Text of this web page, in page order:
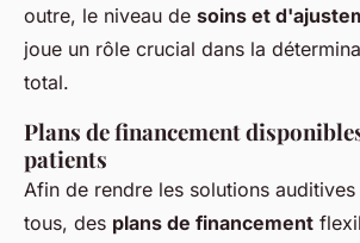
outre, le niveau de soins et
joue un rôle crucial dans la
total.
Plans de financement
patients
Afin de rendre les solutions
tous, des plans de financement